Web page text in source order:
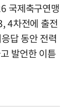
국제축구연맹
4차전에 출전
답 동안 전력
발언한 이튿